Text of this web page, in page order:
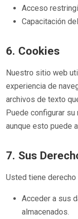
Acceso
Capacitación
6. Cookies
Nuestro sitio web
experiencia de
archivos de texto
Puede configurar su
aunque esto puede
7. Sus
Usted tiene derecho
Acceder a sus
almacenados.